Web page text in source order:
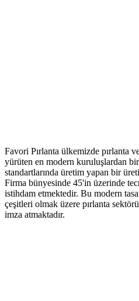
Favori Pırlanta ülkemizde pırlanta
yürüten en modern kuruluşlardan
standartlarında üretim yapan bir
Firma bünyesinde 45'in üzerinde
istihdam etmektedir. Bu modern
çeşitleri olmak üzere pırlanta
imza atmaktadır.